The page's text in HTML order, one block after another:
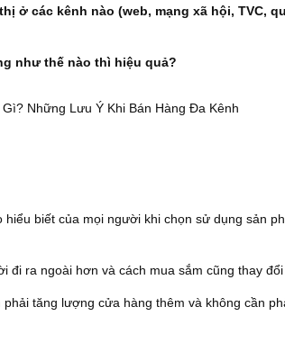
ở các kênh nào (web, mạng xã hội,
như thế nào thì hiệu quả?
biết của mọi người khi chọn sử dụng sản
ra ngoài hơn và cách mua sắm cũng thay
tăng lượng cửa hàng thêm và không cần